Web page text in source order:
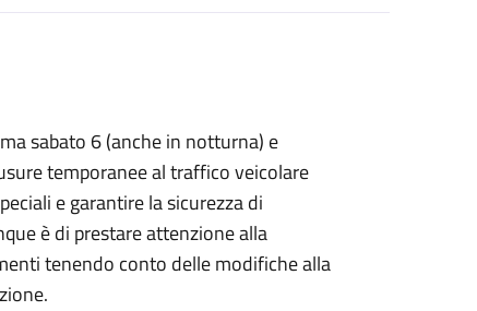
sabato 6 (anche in notturna) e
temporanee al traffico veicolare
e garantire la sicurezza di
è di prestare attenzione alla
tenendo conto delle modifiche alla